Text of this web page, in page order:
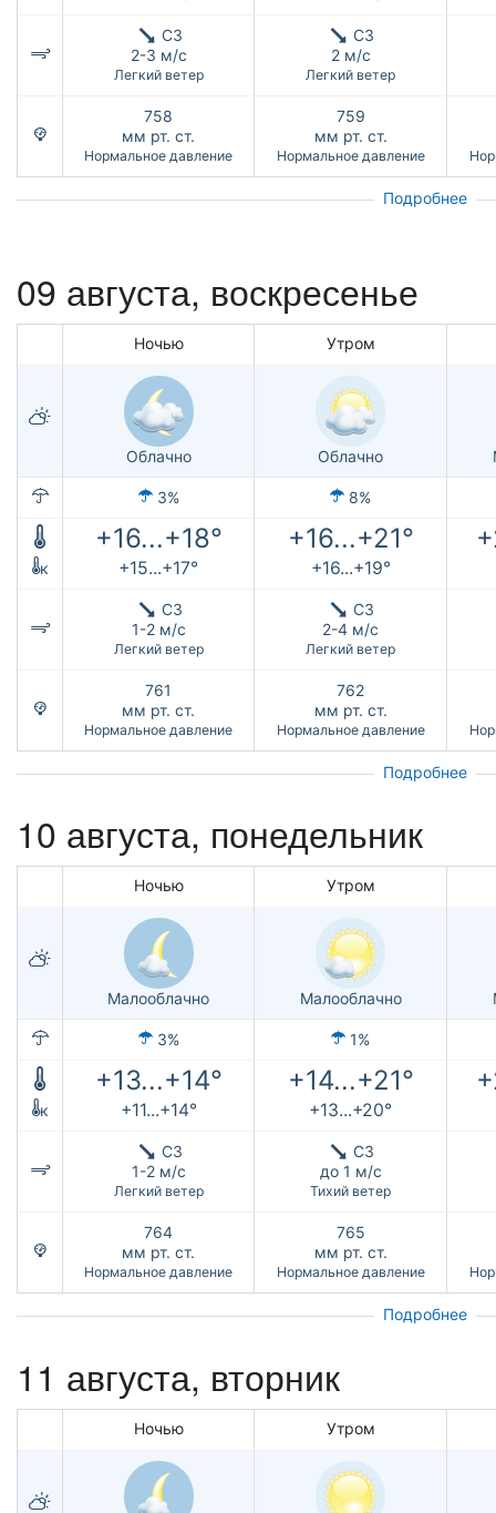
СЗ
2-3 м/с
Легкий ветер
СЗ
2 м/с
Легкий ветер
758
мм рт. ст.
Нормальное давление
759
мм рт. ст.
Нормальное давление
Подробнее
09 августа, воскресенье
Ночью Утром
Облачно Облачно
3% 8%
+16...+18° +16...+21°
к +15...+17° +16...+19°
СЗ
1-2 м/с
Легкий ветер
СЗ
2-4 м/с
Легкий ветер
761
мм рт. ст.
Нормальное давление
762
мм рт. ст.
Нормальное давление
Подробнее
10 августа, понедельник
Ночью Утром
Малооблачно Малооблачно
3% 1%
+13...+14° +14...+21°
к +11...+14° +13...+20°
СЗ
1-2 м/с
Легкий ветер
СЗ
до 1 м/с
Тихий ветер
764
мм рт. ст.
Нормальное давление
765
мм рт. ст.
Нормальное давление
Подробнее
11 августа, вторник
Ночью Утром